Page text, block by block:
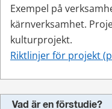
Exempel på
kärnverksamhet.
kulturprojekt.
Riktlinjer för projekt
Vad är en förstudie?